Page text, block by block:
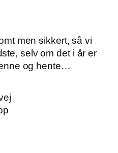
men sikkert, så vi
selv om det i år er
og hente…